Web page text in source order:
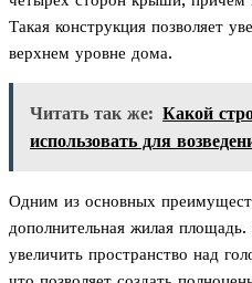
Такая конструкция позволяет
верхнем уровне дома.
Читать так же: Какой
использовать для
Одним из основных
дополнительная жилая
увеличить пространство над